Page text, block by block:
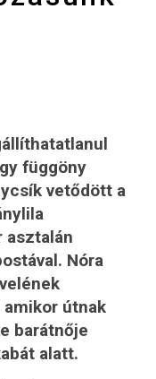
függöny
vetődött a
asztalán
Nóra
útnak
barátnője
alatt.